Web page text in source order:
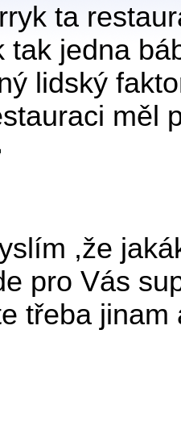
ta
tak jedna
lidský
měl
,že
pro Vás
třeba